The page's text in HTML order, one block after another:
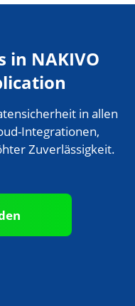
in NAKIVO
in allen
Integrationen,
Zuverlässigkeit.